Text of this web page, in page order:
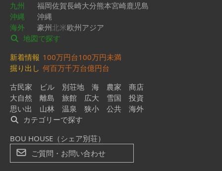
九州
福岡佐賀長崎大分熊本宮崎鹿児島
沖縄
沖縄
海外
豪州北米欧州アジア
地図で探す
新着情報 100万円台100万円未満
掘り出し 何百万千万台億円台
古民家
ビル 別荘地 海 農家
商店
大自然
離島 旅館 広大 雪国
投資
思い出
山林 温泉 狭小 公共
海外
カテゴリーで探す
BOU HOUSE（シェア別荘）
ご質問・お問い合わせ